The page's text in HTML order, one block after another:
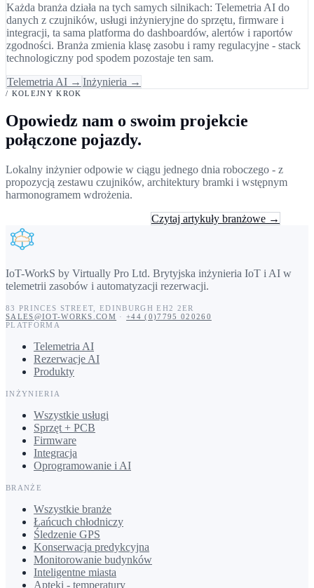
Każda branża działa na tych samych silnikach: Telemetria AI do
danych z czujników, usługi inżynieryjne do sprzętu, firmware i
integracji, ta sama platforma do dashboardów, alertów i raportów
zgodności. Branża zmienia klasę zasobu i ramy regulacyjne - stack
technologiczny pod spodem pozostaje ten sam.
Telemetria AI → Inżynieria →
/ KOLEJNY KROK
Opowiedz nam o swoim projekcie
połączone pojazdy.
Lokalny inżynier odpowie w ciągu jednego dnia roboczego - z
propozycją zestawu czujników, architektury bramki i wstępnym
harmonogramem wdrożenia.
Czytaj artykuły branżowe →
IoT-WorkS by Virtually Pro Ltd. Brytyjska inżynieria IoT i AI w
telemetrii zasobów i automatyzacji rezerwacji.
83 PRINCES STREET ,EDINBURGH EH2 2ER
SALES@IOT-WORKS.COM · +44 (0)7795 020260
PLATFORMA
Telemetria AI
Rezerwacje AI
Produkty
INŻYNIERIA
Wszystkie usługi
Sprzęt + PCB
Firmware
Integracja
Oprogramowanie i AI
BRANŻE
Wszystkie branże
Łańcuch chłodniczy
Śledzenie GPS
Konserwacja predykcyjna
Monitorowanie budynków
Inteligentne miasta
Apteki - temperatury